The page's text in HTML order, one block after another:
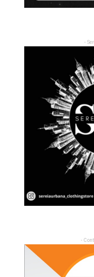
-
-